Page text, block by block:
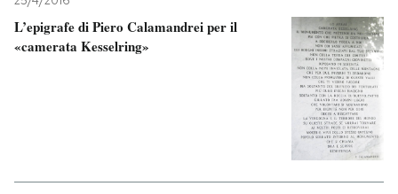
L’epigrafe di Piero Calamandrei per il
«camerata Kesselring»